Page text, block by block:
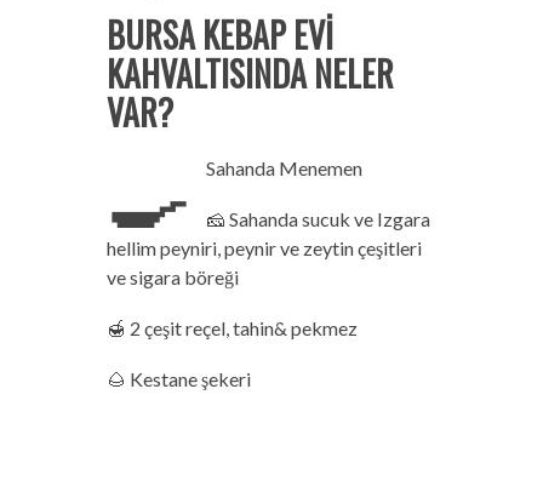
BURSA KEBAP EVİ
KAHVALTISINDA NELER
VAR?
🍳 Sahanda Menemen
🧀 Sahanda sucuk ve Izgara
hellim peyniri, peynir ve zeytin çeşitleri
ve sigara böreği
🍯 2 çeşit reçel, tahin& pekmez
🌰 Kestane şekeri